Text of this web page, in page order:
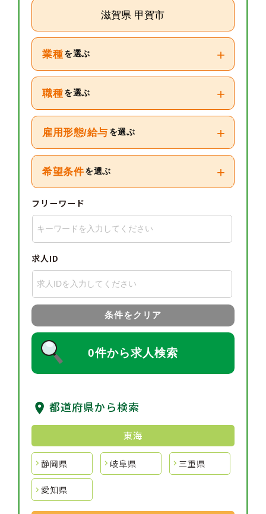
滋賀県 甲賀市
業種 を選ぶ +
職種 を選ぶ +
雇用形態/給与 を選ぶ +
希望条件 を選ぶ +
フリーワード
求人ID
条件をクリア
0件から求人検索
都道府県から検索
東海
静岡県 岐阜県 三重県
愛知県